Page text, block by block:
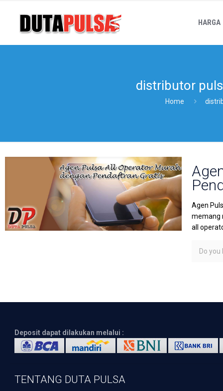
HARGA
distributor
Home
Agen
memang
all
Do you
Deposit dapat dilakukan melalui :
TENTANG DUTA PULSA